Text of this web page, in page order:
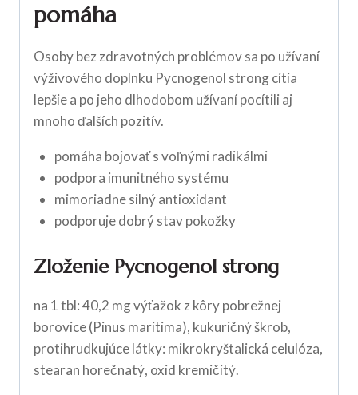
pomáha
Osoby bez zdravotných problémov sa po užívaní
výživového doplnku Pycnogenol strong cítia
lepšie a po jeho dlhodobom užívaní pocítili aj
mnoho ďalších pozitív.
pomáha bojovať s voľnými radikálmi
podpora imunitného systému
mimoriadne silný antioxidant
podporuje dobrý stav pokožky
Zloženie Pycnogenol strong
na 1 tbl: 40,2 mg výťažok z kôry pobrežnej
borovice (Pinus maritima), kukuričný škrob,
protihrudkujúce látky: mikrokryštalická celulóza,
stearan horečnatý, oxid kremičitý.